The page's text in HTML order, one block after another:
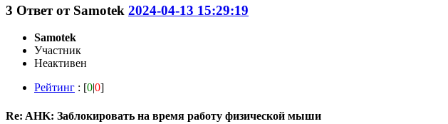
3 Ответ от Samotek 2024-04-13 15:29:19
Samotek
Участник
Неактивен
Рейтинг : [0|0]
Re: AHK: Заблокировать на время работу физической мыши